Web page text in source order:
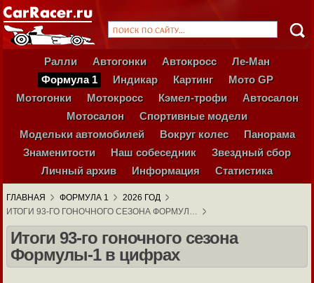
Ралли Автогонки Автокросс
Ле-Ман
Формула 1
Индикар Картинг
Мото GP
Мотогонки
Мотокросс Кэмел-трофи
Автосалон
Мотосалон
Спортивные модели
Модельки автомобилей
Вокруг колес
Панорама
Знаменитости
Наш собеседник
Звездный сбор
Личный архив
Информация Статистика
ГЛАВНАЯ ФОРМУЛА 1
2026 ГОД
ИТОГИ 93-ГО ГОНОЧНОГО СЕЗОНА ФОРМУЛ…
Итоги 93-го гоночного сезона
Формулы-1 в цифрах